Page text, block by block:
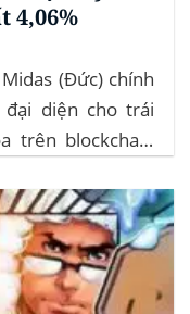
4,06%
(Đức) chính
diện cho trái
trên blockchain
mTBILL được